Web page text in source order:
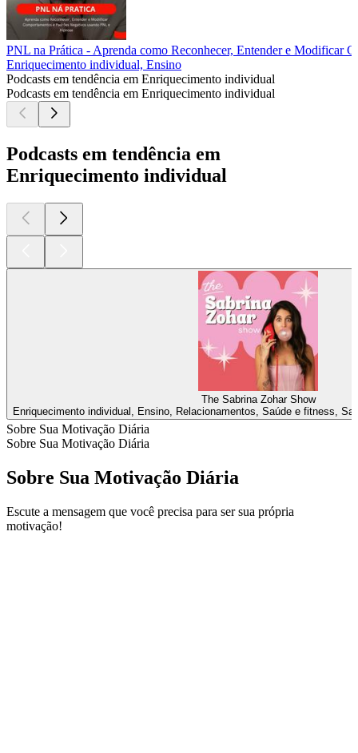
PNL na Prática - Aprenda como Reconhecer, Entender e Modificar
Enriquecimento individual, Ensino
Podcasts em tendência em Enriquecimento individual
Podcasts em tendência em Enriquecimento individual
Podcasts em tendência em
Enriquecimento individual
The Sabrina Zohar Show
Enriquecimento individual, Ensino, Relacionamentos, Saúde e fitness,
Sobre Sua Motivação Diária
Sobre Sua Motivação Diária
Sobre Sua Motivação Diária
Escute a mensagem que você precisa para ser sua própria
motivação!